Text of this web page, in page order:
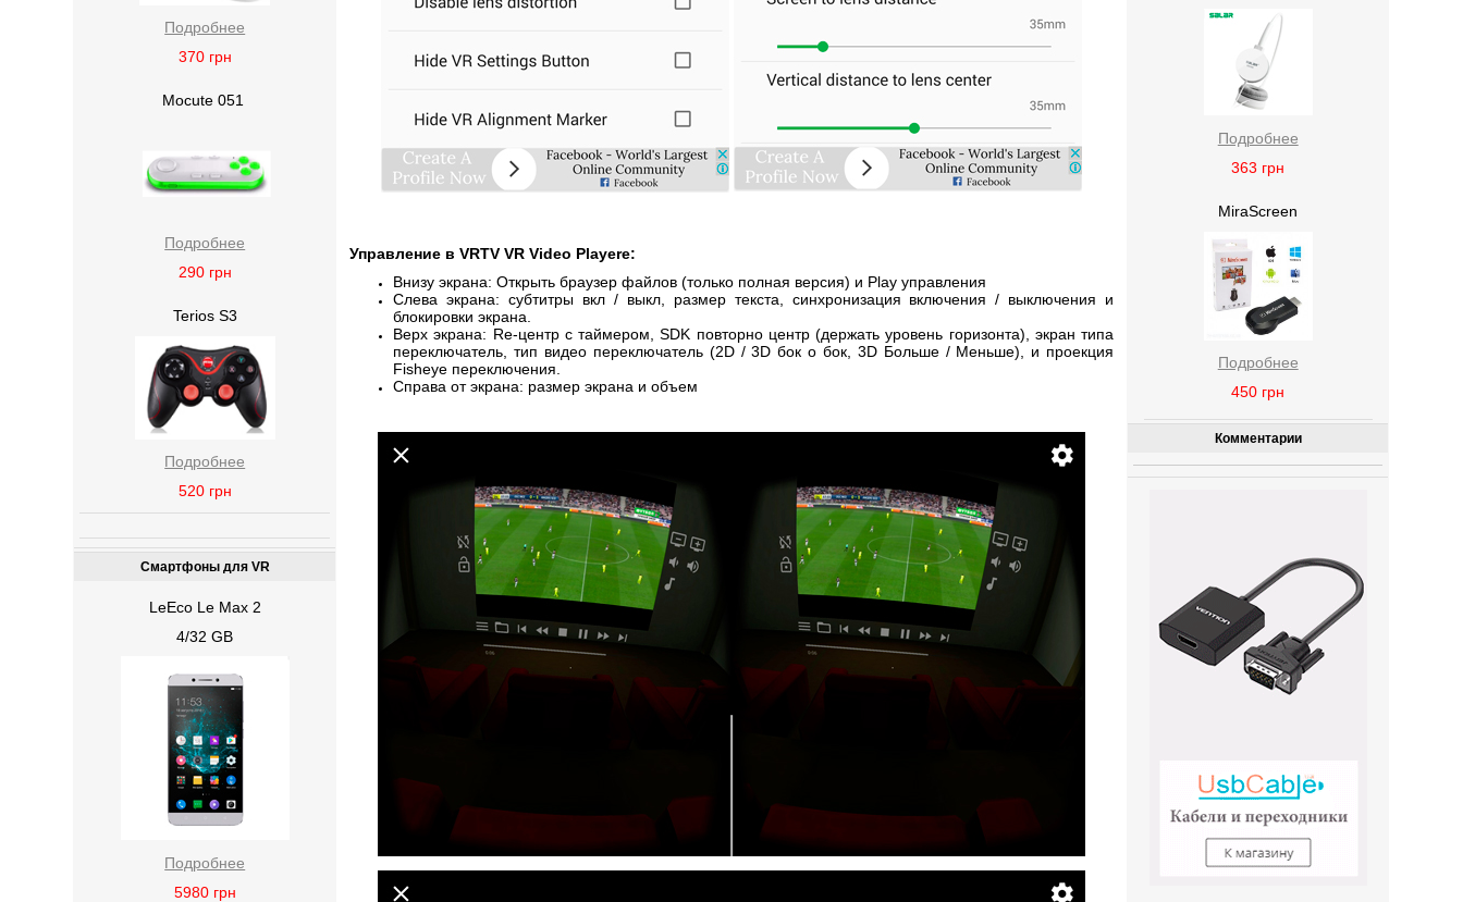
Подробнее
370 грн
Mocute 051
Подробнее
290 грн
Terios S3
Подробнее
520 грн
Смартфоны для VR
LeEco Le Max 2
4/32 GB
Подробнее
5980 грн
Управление в VRTV VR Video Playere:
Внизу экрана: Открыть браузер файлов (только полная версия) и Play управления
Слева экрана: субтитры вкл / выкл, размер текста, синхронизация включения / выключения и
блокировки экрана.
Верх экрана: Re-центр с таймером, SDK повторно центр (держать уровень горизонта), экран типа
переключатель, тип видео переключатель (2D / 3D бок о бок, 3D Больше / Меньше), и проекция
Fisheye переключения.
Справа от экрана: размер экрана и объем
Подробнее
363 грн
MiraScreen
Подробнее
450 грн
Комментарии